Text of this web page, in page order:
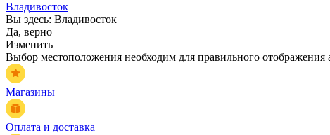
Владивосток
Вы здесь: Владивосток
Да, верно
Изменить
Выбор местоположения необходим для правильного отображения
Магазины
Оплата и доставка